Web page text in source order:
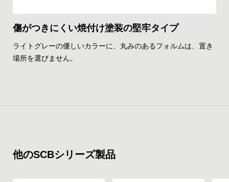
傷がつきにくい焼付け塗装の堅牢タイプ
ライトグレーの優しいカラーに、丸みのあるフォルムは、置き
場所を選びません。
他のSCBシリーズ製品